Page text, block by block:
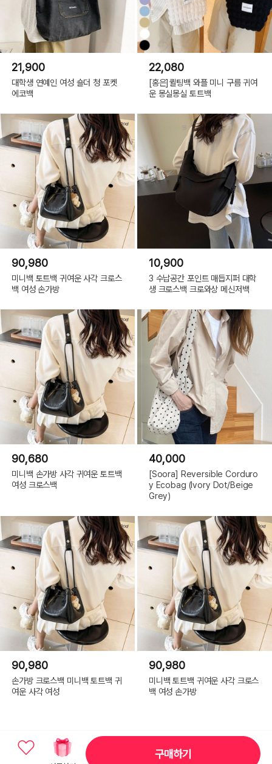
21,900
대학생 연예인 여성 숄더 청 포켓
에코백
22,080
[홍은]퀼팅백 와플 미니 구름 귀여
운 몽실몽실 토트백
90,980
미니백 토트백 귀여운 사각 크로스
백 여성 손가방
10,900
3 수납공간 포인트 매듭지퍼 대학
생 크로스백 크로와상 메신저백
90,680
미니백 손가방 사각 귀여운 토트백
여성 크로스백
40,000
[Soora] Reversible Corduro
y Ecobag (Ivory Dot/Beige
Grey)
90,980
손가방 크로스백 미니백 토트백 귀
여운 사각 여성
90,980
미니백 토트백 귀여운 사각 크로스
백 여성 손가방
구매하기